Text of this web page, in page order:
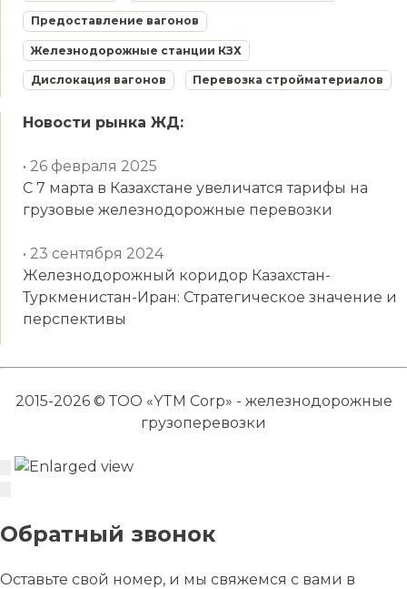
Предоставление вагонов
Железнодорожные станции КЗХ
Дислокация вагонов Перевозка стройматериалов
Новости рынка ЖД:
• 26 февраля 2025
С 7 марта в Казахстане увеличатся тарифы на
грузовые железнодорожные перевозки
• 23 сентября 2024
Железнодорожный коридор Казахстан-
Туркменистан-Иран: Стратегическое значение и
перспективы
2015-2026 © ТОО «YTM Corp» - железнодорожные
грузоперевозки
Обратный звонок
Оставьте свой номер, и мы свяжемся с вами в